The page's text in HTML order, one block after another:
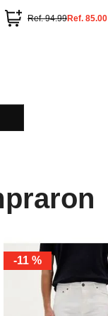
Ref.94.99Ref.85.00
-11 %